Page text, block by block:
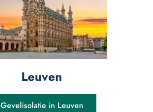
Leuven
Gevelisolatie in Leuven